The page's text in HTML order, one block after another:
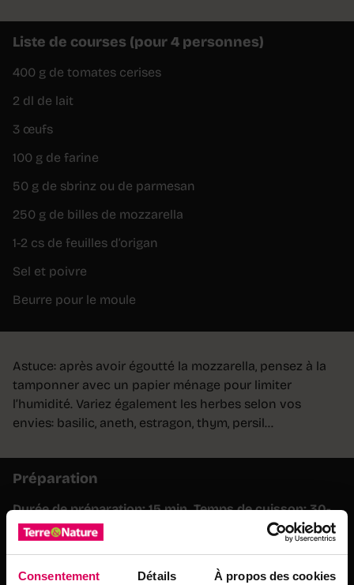
Consentement Détails À propos des cookies
Liste de courses (pour 4 personnes)
400 g de tomates cerises
2 dl de lait
3 œufs
100 g de farine
50 g de sbrinz ou de parmesan
250 g de billes de mozzarella
1-2 cs de feuilles d’origan
Sel et poivre
Beurre pour le moule
Astuce: après avoir égoutté la mozzarella, pensez à la
tamponner avec un papier ménage pour limiter
l’humidité. Variez également les herbes selon vos
envies: basilic, aneth, estragon, thym, persil…
Préparation
Durée de préparation: 15 min. Temps de cuisson: 30-
35 min.
1) Préchauffer le four à 180°C chaleur tournante.